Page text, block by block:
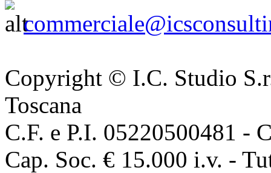
Copyright © I.C. Studio
Toscana
C.F. e P.I. 05220500481 -
Cap. Soc. € 15.000 i.v. -